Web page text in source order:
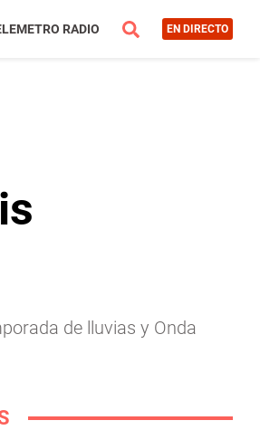
RADIO EN DIRECTO
de lluvias y Onda